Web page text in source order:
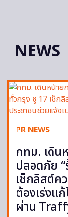
NEWS
PR NEWS
กทม. เดิน
ปลอดภัย
เช็กลิสต์ค
ต้องเร่งแ
ผ่าน